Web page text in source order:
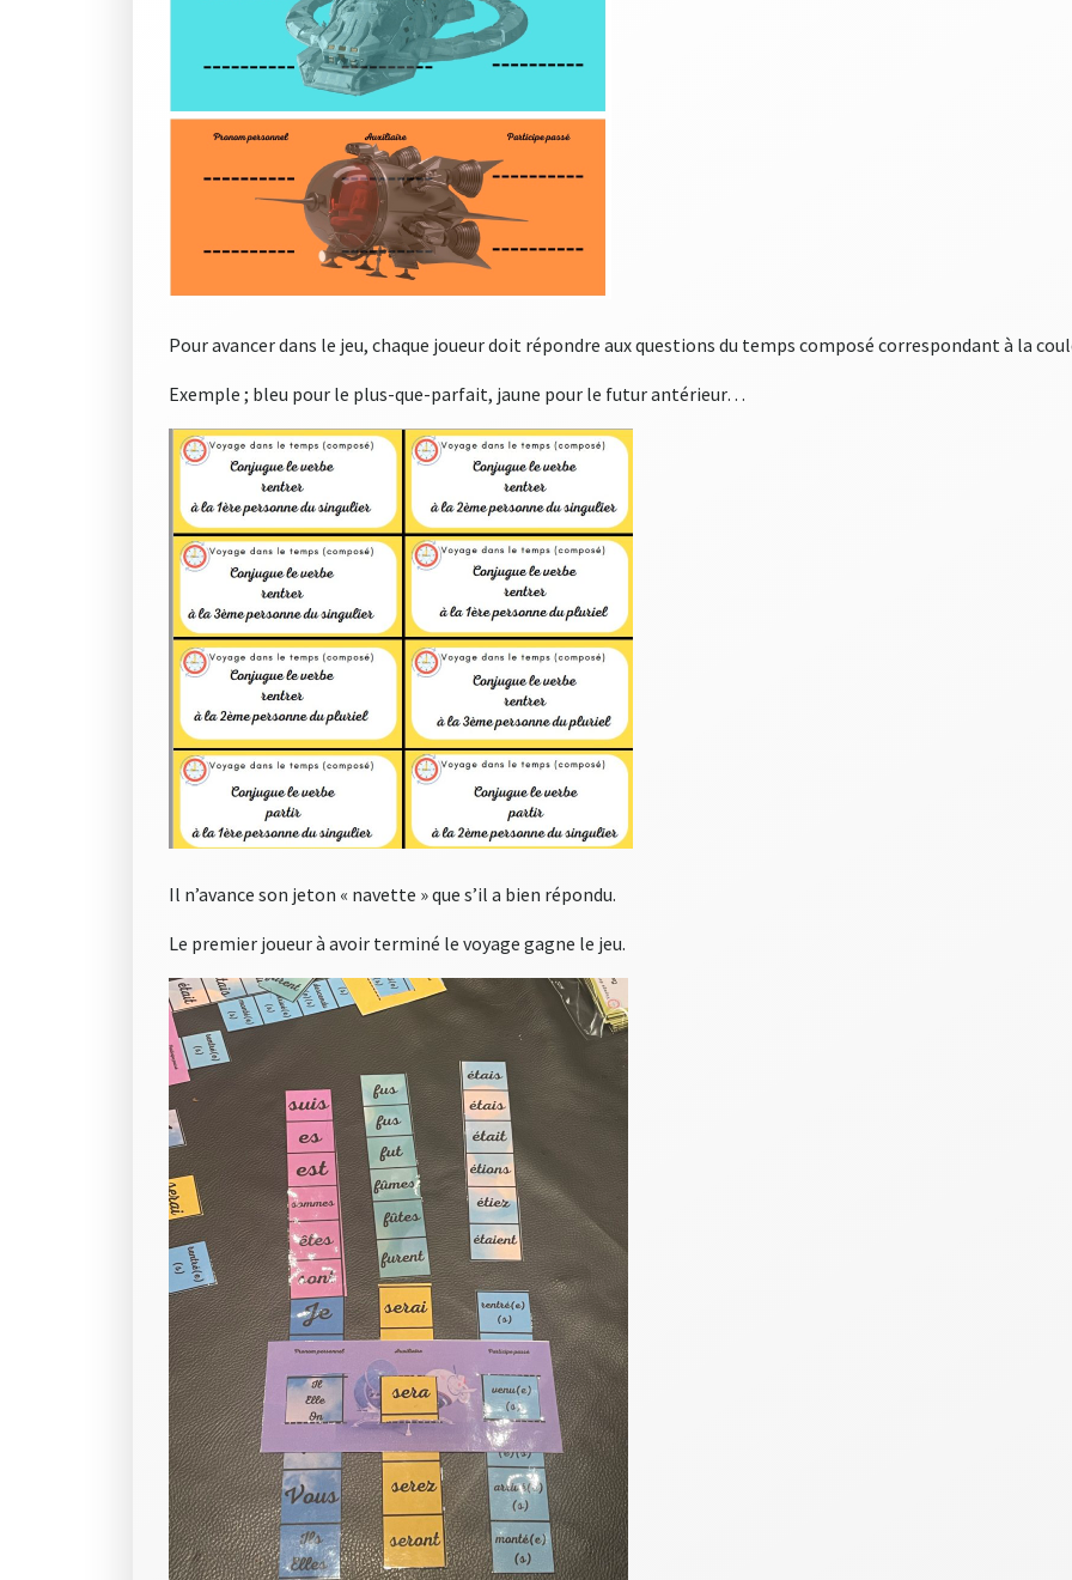
Pour avancer dans le jeu, chaque joueur doit répondre aux questions du temps composé correspondant à la
Exemple ; bleu pour le plus-que-parfait, jaune pour le futur antérieur…
Il n’avance son jeton « navette » que s’il a bien répondu.
Le premier joueur à avoir terminé le voyage gagne le jeu.